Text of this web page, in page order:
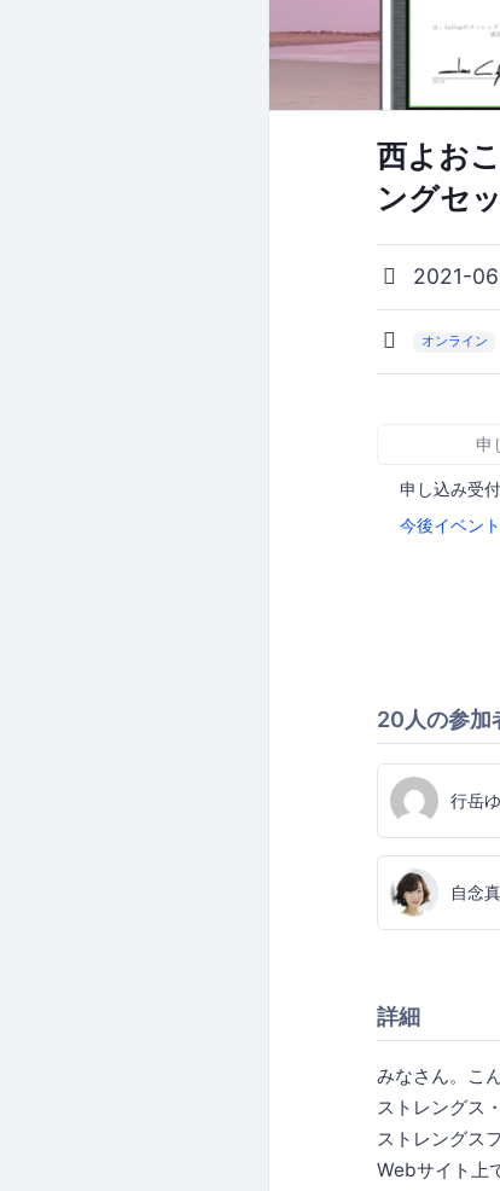
西よお
ングセ
2021-
オンライン
申
申し込み受
今後イベン
20人の参加
行岳
自念
詳細
みなさん。こ
ストレングス
ストレングス
Webサイト上